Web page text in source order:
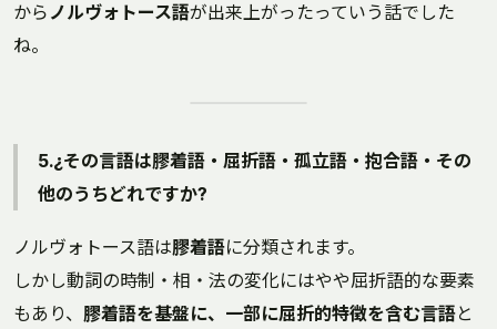
から ノルヴォトース語が出来上がったっていう話でした
ね。
5.¿その言語は膠着語・屈折語・孤立語・抱合語・その
他のうちどれですか?
ノルヴォトース語は膠着語に分類されます。
しかし動詞の時制・相・法の変化にはやや屈折語的な要素
もあり、 膠着語を基盤に、一部に屈折的特徴を含む言語と